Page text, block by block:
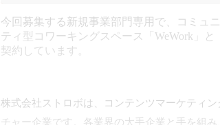
今回募集する新規事業部門専用で、コミュニ
ティ型コワーキングスペース「WeWork」と
契約しています。
株式会社ストロボは、コンテンツマーケティ
チャー企業です。各業界の大手企業と手を組